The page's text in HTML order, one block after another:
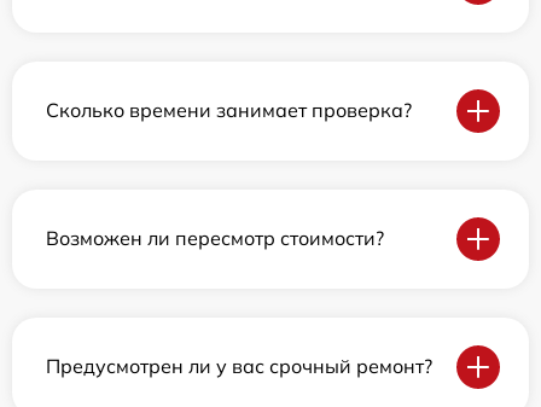
Сколько времени занимает проверка?
Возможен ли пересмотр стоимости?
Предусмотрен ли у вас срочный ремонт?